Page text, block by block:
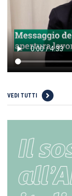
VEDI TUTTI